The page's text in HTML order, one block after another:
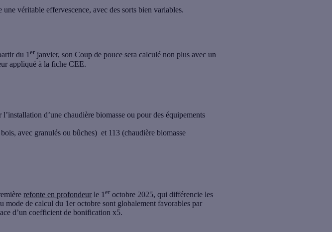
véritable effervescence, avec des sorts bien variables.
du 1er janvier, son Coup de pouce sera calculé non plus avec un
appliqué à la fiche CEE.
d’une chaudière biomasse ou pour des équipements
avec granulés ou bûches) et 113 (chaudière biomasse
refonte en profondeur le 1er octobre 2025, qui différencie les
de calcul du 1er octobre sont globalement favorables par
d’un coefficient de bonification x5.